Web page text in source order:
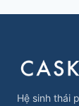
Hệ sinh thái